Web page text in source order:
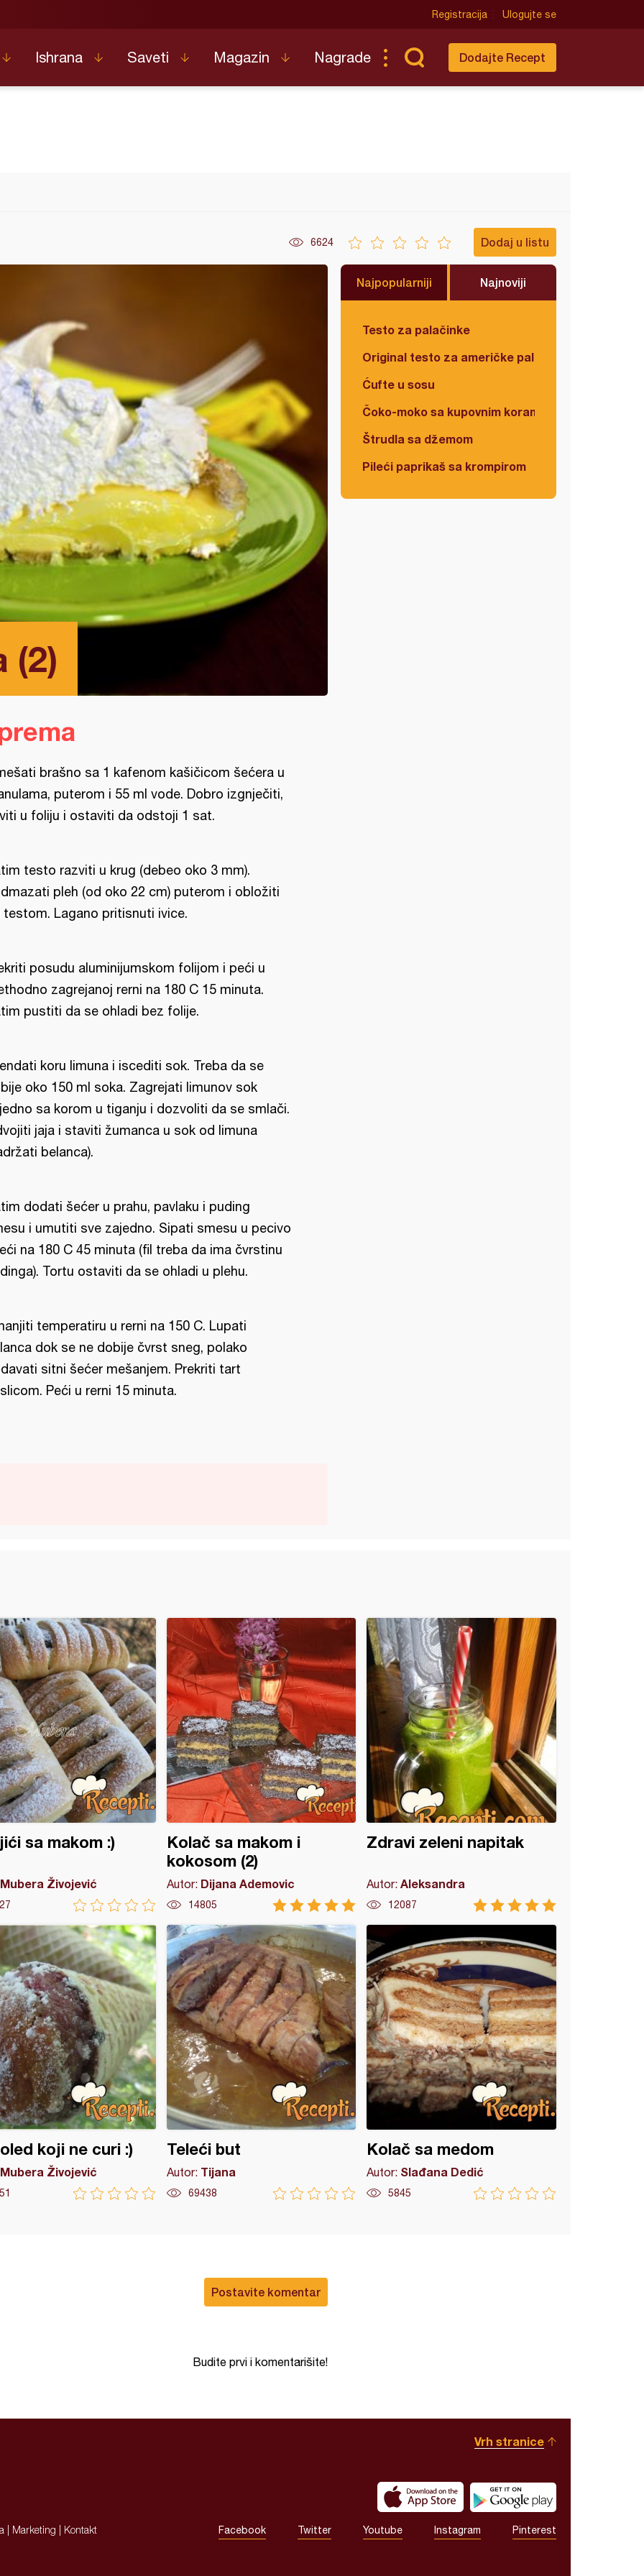
Registracija Ulogujte se
Ishrana Saveti Magazin Nagrade Dodajte Recept
6624 Dodaj u listu
(2)
Najpopularniji Najnoviji
Testo za palačinke
Original testo za američke palačinke
Ćufte u sosu
Čoko-moko sa kupovnim korama
Štrudla sa džemom
Pileći paprikaš sa krompirom
brašno sa 1 kafenom kašičicom šećera u
puterom i 55 ml vode. Dobro izgnječiti,
u foliju i ostaviti da odstoji 1 sat.
testo razviti u krug (debeo oko 3 mm).
pleh (od oko 22 cm) puterom i obložiti
testom. Lagano pritisnuti ivice.
posudu aluminijumskom folijom i peći u
zagrejanoj rerni na 180 C 15 minuta.
pustiti da se ohladi bez folije.
koru limuna i iscediti sok. Treba da se
oko 150 ml soka. Zagrejati limunov sok
sa korom u tiganju i dozvoliti da se smlači.
jaja i staviti žumanca u sok od limuna
belanca).
dodati šećer u prahu, pavlaku i puding
i umutiti sve zajedno. Sipati smesu u pecivo
na 180 C 45 minuta (fil treba da ima čvrstinu
Tortu ostaviti da se ohladi u plehu.
temperatiru u rerni na 150 C. Lupati
dok se ne dobije čvrst sneg, polako
sitni šećer mešanjem. Prekriti tart
Peći u rerni 15 minuta.
sa makom :)
Mubera Živojević
Kolač sa makom i
kokosom (2)
Autor: Dijana Ademovic
14805
Zdravi zeleni napitak
Autor:Aleksandra
12087
koji ne curi :)
Mubera Živojević
Teleći but
Autor: Tijana
69438
Kolač sa medom
Autor: Slađana Dedić
5845
Postavite komentar
Budite prvi i komentarišite!
Vrh stranice
Marketing Kontakt Facebook Twitter Youtube Instagram Pinterest